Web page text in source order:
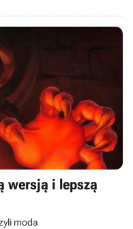
wersją i lepszą
moda